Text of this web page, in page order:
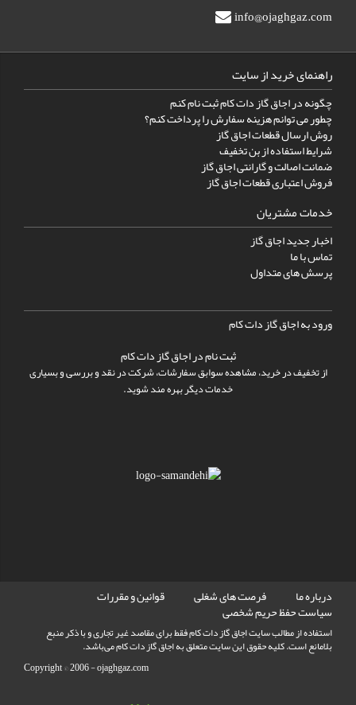
info@ojaghgaz.com
راهنمای خرید از سایت
چگونه در اجاق گاز دات کام ثبت نام کنم
چطور می توانم هزینه سفارش را پرداخت کنم؟
روش ارسال قطعات اجاق گاز
شرایط استفاده از بن تخفیف
ضمانت اصالت و گارانتی اجاق گاز
فروش اعتباری قطعات اجاق گاز
خدمات مشتریان
اخبار جدید اجاق گاز
تماس با ما
پرسش های متداول
ورود به اجاق گاز دات کام
ثبت نام در اجاق گاز دات کام
از تخفیف در خرید، مشاهده سوابق سفارشات، شرکت در نقد و بررسی و بسیاری
خدمات دیگر بهره مند شوید.
درباره ما فرصت های شغلی قوانین و مقررات
سیاست حفظ حریم شخصی
استفاده از مطالب سايت اجاق گاز دات کام فقط برای مقاصد غیر تجاری و با ذکر منبع
بلامانع است. کليه حقوق اين سايت متعلق به اجاق گاز دات کام می‌باشد.
Copyright © 2006 -ojaghgaz.com